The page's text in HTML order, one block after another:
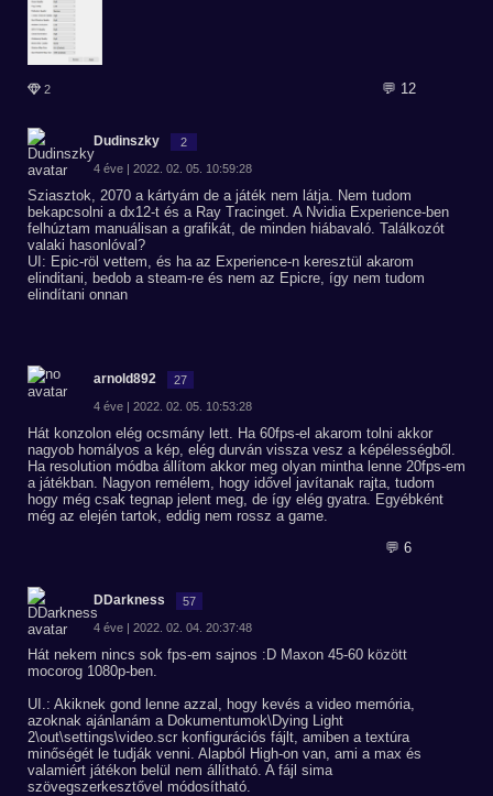
2 💬 12
Dudinszky 2
4 éve | 2022. 02. 05. 10:59:28
Sziasztok, 2070 a kártyám de a játék nem látja. Nem tudom
bekapcsolni a dx12-t és a Ray Tracinget. A Nvidia Experience-ben
felhúztam manuálisan a grafikát, de minden hiábavaló. Találkozót
valaki hasonlóval?
UI: Epic-röl vettem, és ha az Experience-n keresztül akarom
elinditani, bedob a steam-re és nem az Epicre, így nem tudom
elindítani onnan
arnold892 27
4 éve | 2022. 02. 05. 10:53:28
Hát konzolon elég ocsmány lett. Ha 60fps-el akarom tolni akkor
nagyob homályos a kép, elég durván vissza vesz a képélességből.
Ha resolution módba állítom akkor meg olyan mintha lenne 20fps-em
a játékban. Nagyon remélem, hogy idővel javítanak rajta, tudom
hogy még csak tegnap jelent meg, de így elég gyatra. Egyébként
még az elején tartok, eddig nem rossz a game.
💬 6
DDarkness 57
4 éve | 2022. 02. 04. 20:37:48
Hát nekem nincs sok fps-em sajnos :D Maxon 45-60 között
mocorog 1080p-ben.
UI.: Akiknek gond lenne azzal, hogy kevés a video memória,
azoknak ajánlanám a Dokumentumok\Dying Light
2\out\settings\video.scr konfigurációs fájlt, amiben a textúra
minőségét le tudják venni. Alapból High-on van, ami a max és
valamiért játékon belül nem állítható. A fájl sima
szövegszerkesztővel módosítható.